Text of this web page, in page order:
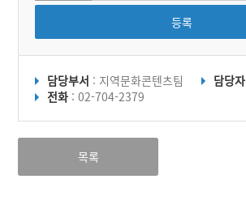
등록
담당부서 : 지역문화콘텐츠팀 담당자
전화 : 02-704-2379
목록